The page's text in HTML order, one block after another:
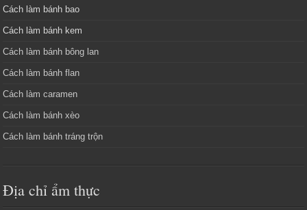
Cách làm bánh bao
Cách làm bánh kem
Cách làm bánh bông lan
Cách làm bánh flan
Cách làm caramen
Cách làm bánh xèo
Cách làm bánh tráng trộn
Địa chỉ ẩm thực